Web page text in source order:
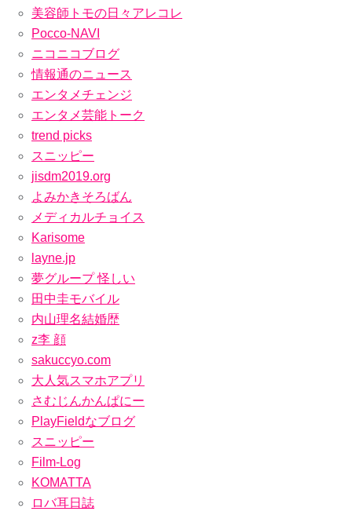
美容師トモの日々アレコレ
Pocco-NAVI
ニコニコブログ
情報通のニュース
エンタメチェンジ
エンタメ芸能トーク
trend picks
スニッピー
jisdm2019.org
よみかきそろばん
メディカルチョイス
Karisome
layne.jp
夢グループ 怪しい
田中圭モバイル
内山理名結婚歴
z李 顔
sakuccyo.com
大人気スマホアプリ
さむじんかんぱにー
PlayFieldなブログ
スニッピー
Film-Log
KOMATTA
ロバ耳日誌